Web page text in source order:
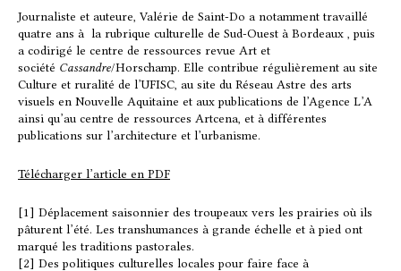
o
k
I
n
e
r
Journaliste et auteure, Valérie de Saint-Do a notamment travaillé
quatre ans à la rubrique culturelle de Sud-Ouest à Bordeaux , puis
a codirigé le centre de ressources revue Art et
société Cassandre/Horschamp. Elle contribue régulièrement au site
Culture et ruralité de l’UFISC, au site du Réseau Astre des arts
visuels en Nouvelle Aquitaine et aux publications de l’Agence L’A
ainsi qu’au centre de ressources Artcena, et à différentes
publications sur l’architecture et l’urbanisme.
Télécharger l’article en PDF
[1] Déplacement saisonnier des troupeaux vers les prairies où ils
pâturent l’été. Les transhumances à grande échelle et à pied ont
marqué les traditions pastorales.
[2] Des politiques culturelles locales pour faire face à